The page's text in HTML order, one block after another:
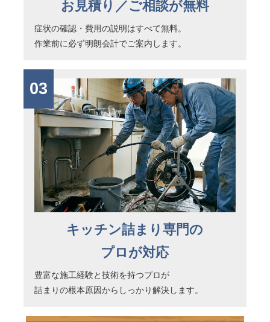
お見積り／ご相談が無料
症状の確認・費用の説明はすべて無料。
作業前に必ず明朗会計でご案内します。
03
キッチン詰まり専門の
プロが対応
豊富な施工経験と技術を持つプロが
詰まりの根本原因からしっかり解決します。